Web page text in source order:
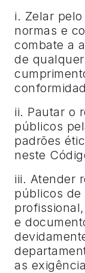
i. Zelar
normas e
combate a
de
ii. Pautar o
públicos
padrões
neste
iii. Atender
públicos de
e
as